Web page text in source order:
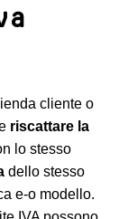
cliente o
riscattare la
lo stesso
dello stesso
e-o modello.